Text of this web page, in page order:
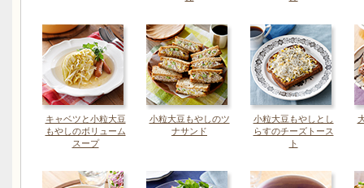
キャベツと小粒大豆
もやしのボリューム
スープ
小粒大豆もやしのツ
ナサンド
小粒大豆もやしとし
らすのチーズトース
ト